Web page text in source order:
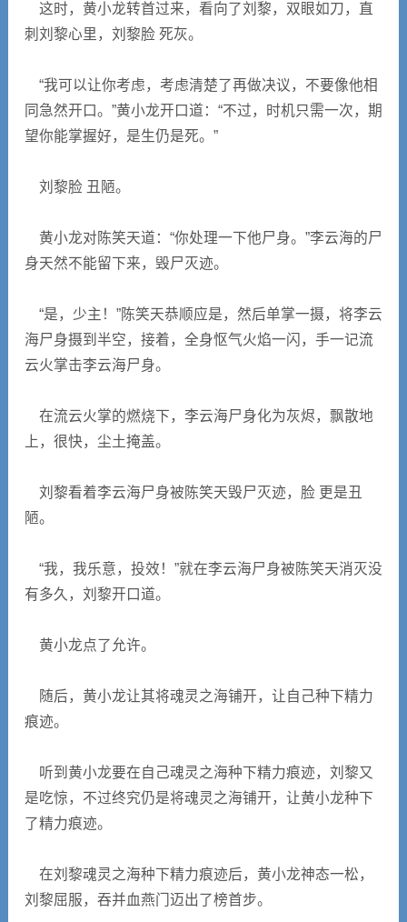
这时，黄小龙转首过来，看向了刘黎，双眼如刀，直
刺刘黎心里，刘黎脸 死灰。
“我可以让你考虑，考虑清楚了再做决议，不要像他相
同急然开口。”黄小龙开口道：“不过，时机只需一次，期
望你能掌握好，是生仍是死。”
刘黎脸 丑陋。
黄小龙对陈笑天道：“你处理一下他尸身。”李云海的尸
身天然不能留下来，毁尸灭迹。
“是，少主！”陈笑天恭顺应是，然后单掌一摄，将李云
海尸身摄到半空，接着，全身怄气火焰一闪，手一记流
云火掌击李云海尸身。
在流云火掌的燃烧下，李云海尸身化为灰烬，飘散地
上，很快，尘土掩盖。
刘黎看着李云海尸身被陈笑天毁尸灭迹，脸 更是丑
陋。
“我，我乐意，投效！”就在李云海尸身被陈笑天消灭没
有多久，刘黎开口道。
黄小龙点了允许。
随后，黄小龙让其将魂灵之海铺开，让自己种下精力
痕迹。
听到黄小龙要在自己魂灵之海种下精力痕迹，刘黎又
是吃惊，不过终究仍是将魂灵之海铺开，让黄小龙种下
了精力痕迹。
在刘黎魂灵之海种下精力痕迹后，黄小龙神态一松，
刘黎屈服，吞并血燕门迈出了榜首步。